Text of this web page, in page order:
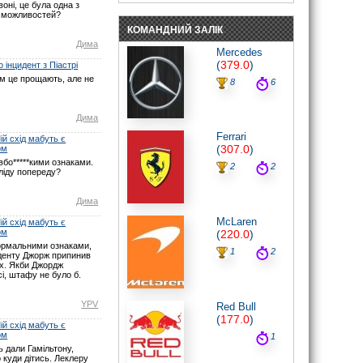
це була одна з
Дима
з Піастрі
це прощають, але не
Дима
схід мабуть є
ознаками.
попереду?
Дима
схід мабуть є
ознаками,
Джорж припинив
Якби Джордж
штафу не було б.
YPV
схід мабуть є
Гамільтону,
дітись. Леклеру
07.06.26 19:30
noteyu: Мабуть Ви не туди глянули? У
Монако початок о 16:00 за Києвом.
Нічого не змінювалось.
07.06.26 17:21
maxizh: І знову у вас помилки з
часом початку гонки. По вашим
помилкам люди пропускають гонку.
годину початку гонок. Другий рік
косячите. Не серйозно.
07.06.26 15:22
noteyu: Тут трансляцій немає.
Sweden1984: Вітаю шановні.
03.05.26 18:41
: Тепер головна інтрига:
залишиться Кімі лідером на старті чи,
візьме не Джордж, а Кімі.
29.03.26 15:37
noteyu: Перевантаження 50G відчув
Берман під час зіткнення з бар'єром,
повідомив Девід Крофт
КОМАНДНИЙ ЗАЛІК
Mercedes
(379.0)
8 6
Ferrari
(307.0)
2 2
McLaren
(220.0)
1 2
Red Bull
(177.0)
1